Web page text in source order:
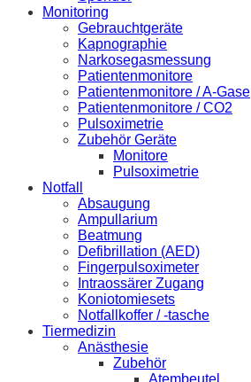
Monitoring
Gebrauchtgeräte
Kapnographie
Narkosegasmessung
Patientenmonitore
Patientenmonitore / A-Gase
Patientenmonitore / CO2
Pulsoximetrie
Zubehör Geräte
Monitore
Pulsoximetrie
Notfall
Absaugung
Ampullarium
Beatmung
Defibrillation (AED)
Fingerpulsoximeter
Intraossärer Zugang
Koniotomiesets
Notfallkoffer / -tasche
Tiermedizin
Anästhesie
Zubehör
Atembeutel